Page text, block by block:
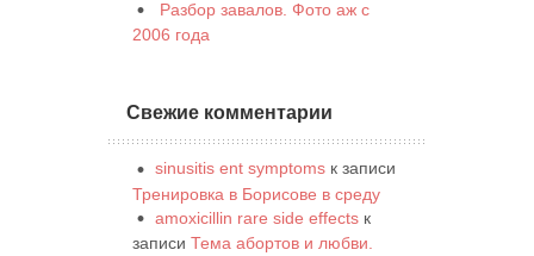
Разбор завалов. Фото аж с
2006 года
Свежие комментарии
sinusitis ent symptoms к записи
Тренировка в Борисове в среду
amoxicillin rare side effects к
записи Тема абортов и любви.